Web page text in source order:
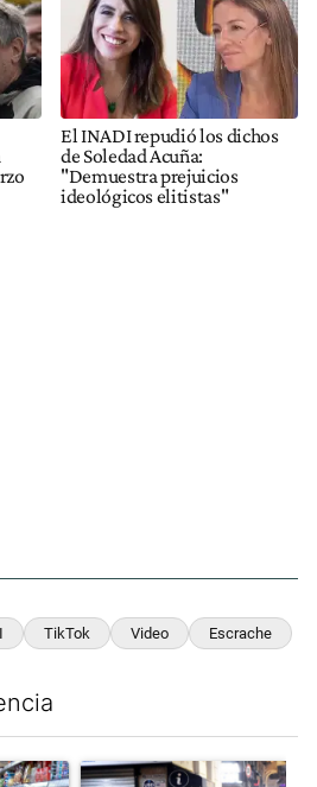
El INADI repudió los dichos
de Soledad Acuña:
"Demuestra prejuicios
ideológicos elitistas"
TikTok Video Escrache
con el título "La inflación en CABA
Un artículo de tendencia con